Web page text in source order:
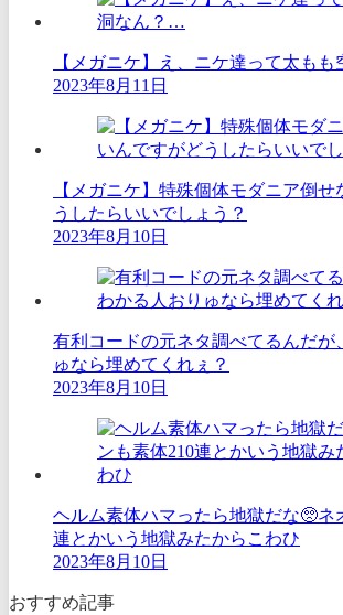
【メガニケ】え、ニケ達って太も
2023年8月11日
【メガニケ】特殊個体モダニア倒
うしたらいいでしょう？
2023年8月10日
有利コードの元ネタ調べてるんだが
ゅなら埋めてくれぇ？
2023年8月10日
ヘルム素体ハマったら地獄だな🥺ネ
連とかいう地獄みたからこわひ
2023年8月10日
おすすめ記事